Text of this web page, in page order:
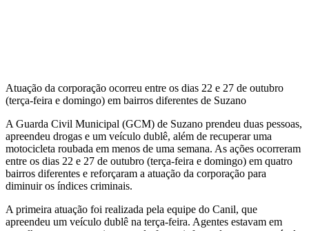
Atuação da corporação ocorreu entre os dias 22 e 27 de outubro
(terça-feira e domingo) em bairros diferentes de Suzano
A Guarda Civil Municipal (GCM) de Suzano prendeu duas pessoas,
apreendeu drogas e um veículo dublê, além de recuperar uma
motocicleta roubada em menos de uma semana. As ações ocorreram
entre os dias 22 e 27 de outubro (terça-feira e domingo) em quatro
bairros diferentes e reforçaram a atuação da corporação para
diminuir os índices criminais.
A primeira atuação foi realizada pela equipe do Canil, que
apreendeu um veículo dublê na terça-feira. Agentes estavam em